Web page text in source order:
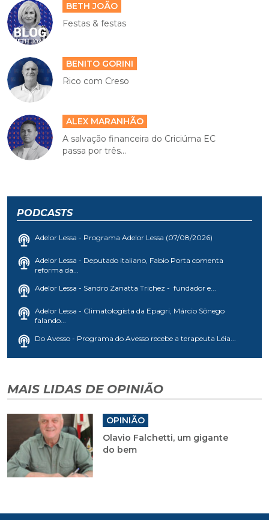
BETH JOÃO
Festas & festas
BENITO GORINI
Rico com Creso
ALEX MARANHÃO
A salvação financeira do Criciúma EC
passa por três...
PODCASTS
Adelor Lessa - Programa Adelor Lessa (07/08/2026)
Adelor Lessa - Deputado italiano, Fabio Porta comenta
reforma da...
Adelor Lessa - Sandro Zanatta Trichez - fundador e...
Adelor Lessa - Climatologista da Epagri, Márcio Sônego
falando...
Do Avesso - Programa do Avesso recebe a terapeuta Léia...
MAIS LIDAS DE OPINIÃO
OPINIÃO
Olavio Falchetti, um gigante
do bem